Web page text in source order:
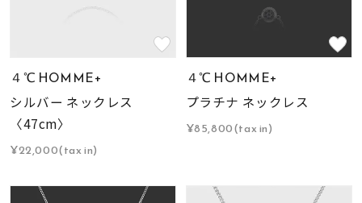
４℃ HOMME+
シルバー ネックレス
〈47cm〉
¥22,000(tax in)
４℃ HOMME+
プラチナ ネックレス
¥85,800(tax in)